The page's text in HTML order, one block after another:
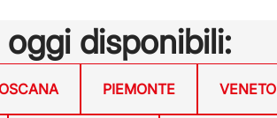
disponibili:
PIEMONTE VENETO